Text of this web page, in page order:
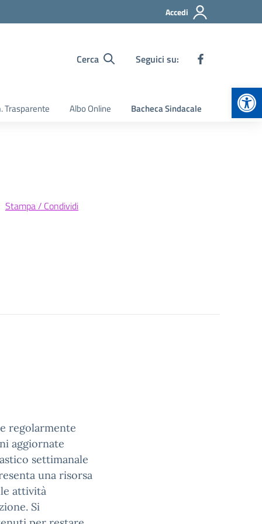
Accedi
Cerca Seguici su:
Trasparente Albo Online Bacheca Sindacale
Stampa / Condividi
regolarmente
aggiornate
settimanale
una risorsa
attività
Si